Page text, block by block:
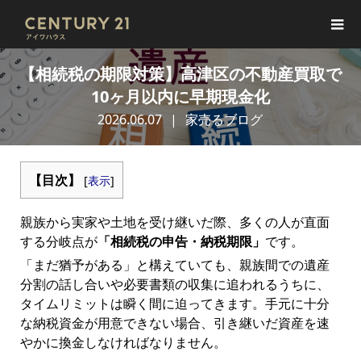
【相続税の期限対策】高津区の不動産買取で
10ヶ月以内に早期現金化
2026.06.07 家売るブログ
【目次】 [表示]
親族から実家や土地を受け継いだ際、多くの人が直面
する分岐点が「相続税の申告・納税期限」 です。
「まだ猶予がある」と構えていても、親族間での遺産
分割の話し合いや必要書類の収集に追われるうちに、
タイムリミットは瞬く間に迫ってきます。手元に十分
な納税資金が用意できない場合、引き継いだ資産を速
やかに換金しなければなりません。